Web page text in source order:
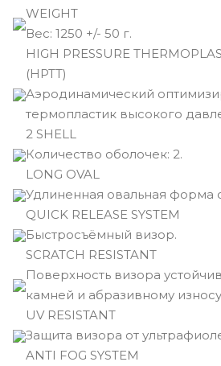
WEIGHT
Вec: 1250 +/- 50 г.
HIGH PRESSURE
(HPTT)
Аэродинамический
термопластик высокого
2 SHELL
Количество оболочек: 2.
LONG OVAL
Удлиненная овальная форма
QUICK RELEASE SYSTEM
Быстросъёмный визор.
SCRATCH RESISTANT
Поверхность визора
камней и абразивному
UV RESISTANT
Защита визора от
ANTI FOG SYSTEM